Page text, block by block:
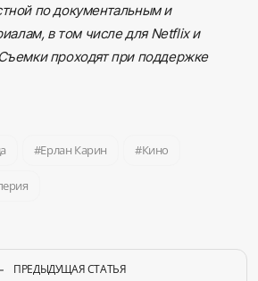
по документальным и
в том числе для Netflix и
проходят при поддержке
Ерлан Карин Кино
ПРЕДЫДУЩАЯ СТАТЬЯ